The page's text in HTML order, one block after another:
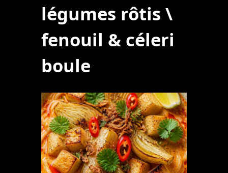
légumes rôtis \
fenouil & céleri
boule